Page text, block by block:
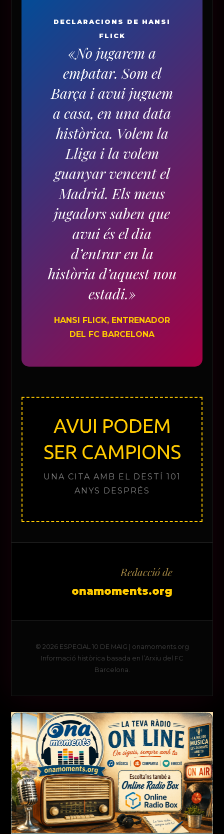
DECLARACIONS DE HANSI
FLICK
«No jugarem a
empatar. Som el
Barça i avui juguem
a casa, en una data
històrica. Volem la
Lliga i la volem
guanyar vencent el
Madrid. Els meus
jugadors saben que
avui és el dia
d’entrar en la
història d’aquest nou
estadi.»
HANSI FLICK, ENTRENADOR
DEL FC BARCELONA
AVUI PODEM
SER CAMPIONS
UNA CITA AMB EL DESTÍ 101
ANYS DESPRÉS
Redacció de
onamoments.org
© 2026 ESPECIAL 10 DE MAIG | onamoments.org
Informació històrica basada en l’Arxiu del FC
Barcelona.